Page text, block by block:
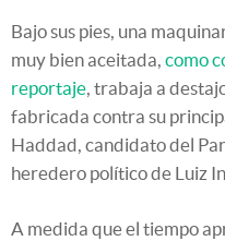
Bajo sus pies, una
muy bien aceitada, como
reportaje, trabaja a
fabricada contra su
Haddad, candidato del
heredero político de Luiz
A medida que el tiempo